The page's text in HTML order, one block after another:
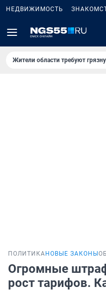
НЕДВИЖИМОСТЬ
Жители области требуют
ПОЛИТИКА НОВЫЕ ЗАКОНЫ
Огромные
рост тарифов.